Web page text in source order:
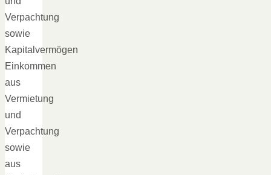
Verpachtung
sowie
Kapitalvermögen
Einkommen
aus
Vermietung
und
Verpachtung
sowie
aus